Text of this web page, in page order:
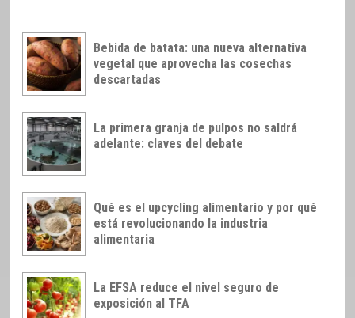
Bebida de batata: una nueva alternativa
vegetal que aprovecha las cosechas
descartadas
La primera granja de pulpos no saldrá
adelante: claves del debate
Qué es el upcycling alimentario y por qué
está revolucionando la industria
alimentaria
La EFSA reduce el nivel seguro de
exposición al TFA